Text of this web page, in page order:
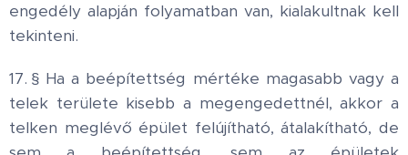
engedély alapján folyamatban van, kialakultnak kell
tekinteni.
17. § Ha a beépítettség mértéke magasabb vagy a
telek területe kisebb a megengedettnél, akkor a
telken meglévő épület felújítható, átalakítható, de